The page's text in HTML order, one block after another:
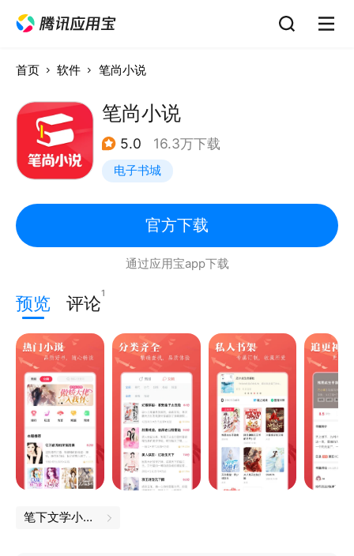
首页 软件 笔尚小说
笔尚小说
5.0 16.3万下载
电子书城
官方下载
通过应用宝app下载
预览 评论1
笔下文学小说下载